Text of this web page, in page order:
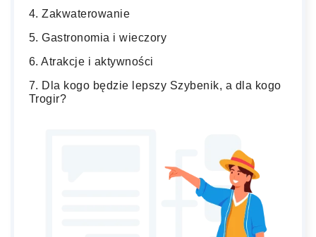
Zakwaterowanie
Gastronomia i wieczory
Atrakcje i aktywności
Dla kogo będzie lepszy Szybenik, a dla kogo
Trogir?